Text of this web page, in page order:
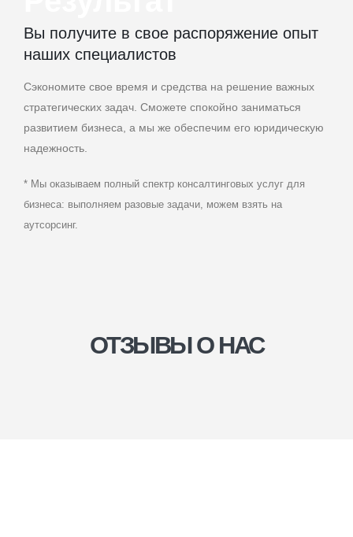
Вы получите в свое распоряжение опыт
наших специалистов
Сэкономите свое время и средства на решение важных
стратегических задач. Сможете спокойно заниматься
развитием бизнеса, а мы же обеспечим его юридическую
надежность.
* Мы оказываем полный спектр консалтинговых услуг для
бизнеса: выполняем разовые задачи, можем взять на
аутсорсинг.
ОТЗЫВЫ О НАС